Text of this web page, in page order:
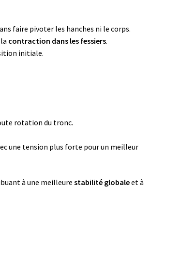
faire pivoter les hanches ni le corps.
contraction dans les fessiers.
initiale.
rotation du tronc.
une tension plus forte pour un meilleur
à une meilleure stabilité globaleet à